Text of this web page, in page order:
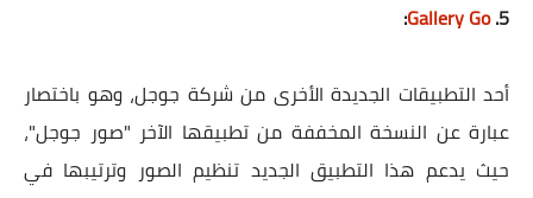
5.
Gallery Go
:
أحد التطبيقات الجديدة الأخرى من شركة جوجل، وهو باختصار
عبارة عن النسخة المخففة من تطبيقها الآخر "صور جوجل"،
حيث يدعم هذا التطبيق الجديد تنظيم الصور وترتيبها في